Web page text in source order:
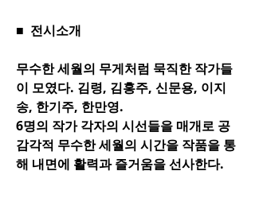
■ 전시소개
무수한 세월의 무게처럼 묵직한 작가들
이 모였다. 김령, 김홍주, 신문용, 이지
송, 한기주, 한만영.
6명의 작가 각자의 시선들을 매개로 공
감각적 무수한 세월의 시간을 작품을 통
해 내면에 활력과 즐거움을 선사한다.